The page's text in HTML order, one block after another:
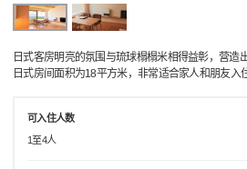
日式客房明亮的氛围与琉球榻榻米相得益彰，营造
日式房间面积为18平方米，非常适合家人和朋友入住
可入住人数
1至4人